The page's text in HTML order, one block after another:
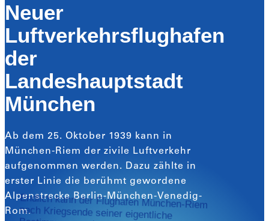
Neuer
Luftverkehrsflughafen
der
Landeshauptstadt
München
Ab dem 25. Oktober 1939 kann in
München-Riem der zivile Luftverkehr
aufgenommen werden. Dazu zählte in
erster Linie die berühmt gewordene
Alpenstrecke Berlin-München-Venedig-
Rom.
Endlich kann der Flughafen München-Riem
nach Kriegsende seiner eigentliche
Bestimmung nachgehen: dem zivilen